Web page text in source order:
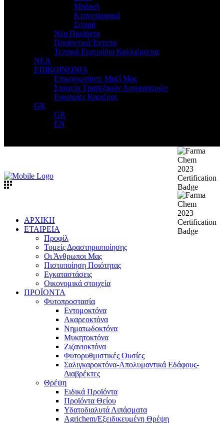
Μηδική
Κτηνοτροφικά
Σιτηρά
Νέα Προϊόντα
Προϊοντικά Έντυπα
Τεχνικά Εγχειρίδια Καλλιέργειας
ΝΕΑ
ΕΠΙΚΟΙΝΩΝΙΑ
Επικοινωνήστε Μαζί Μας
Στοιχεία Τραπεζικών Λογαριασμών
Ευκαιρίες Καριέρας
GR
GR
EN
ΑΡΧΙΚΗ
ΕΤΑΙΡΕΙΑ
Προφίλ
Τομείς Δραστηριοποίησης
Οι Άνθρωποι Μας
Πιστοποίηση Ποιότητας
Εγκαταστάσεις
Οικονομικά στοιχεία
ΠΡΟΪΟΝΤΑ
Φυτοπροστασία
Εντομοκτόνα
Ακαρεοκτόνα
Νηματωδοκτόνα
Μυκητοκτόνα
Ζιζανιοκτόνα
Φυτορυθμιστικές Ουσίες
Σαλιγκαροκτόνα-Απολυμαντικά Εδάφους-
Διαβρέκτες
Θρέψη
Ειδικά Προϊόντα
Προϊόντα Θείου
Υδατοδιαλυτά Λιπάσματα
Agrichem/Εξειδικευμένη Θρέψη